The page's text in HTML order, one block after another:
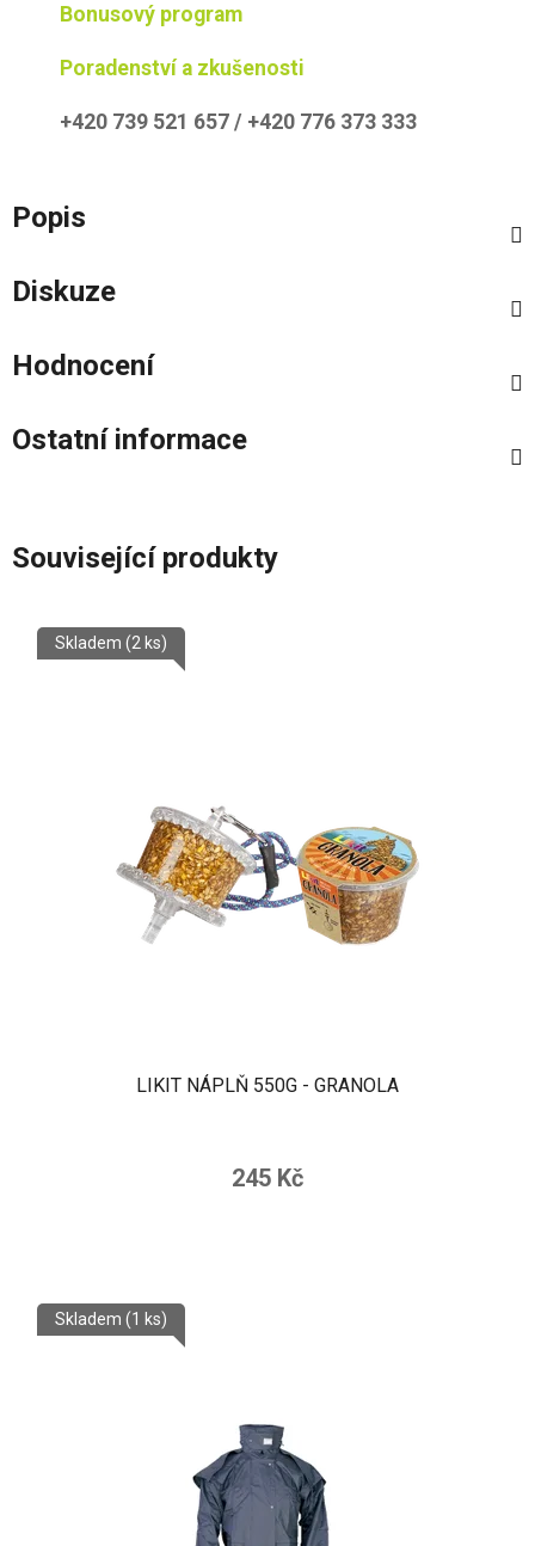
Bonusový program
Poradenství a zkušenosti
+420 739 521 657 / +420 776 373 333
Popis
Diskuze
Hodnocení
Ostatní informace
Související produkty
LIKIT NÁPLŇ 550G - GRANOLA
Skladem (2 ks)
245 Kč
Skladem (1 ks)